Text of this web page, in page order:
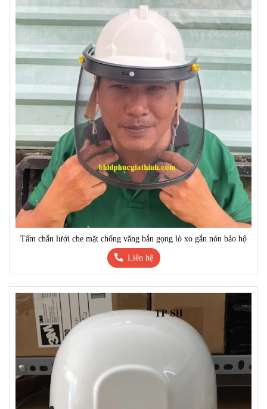
Tấm chắn lưới che mặt chống văng bắn gọng lò xo gắn nón bảo hộ
Liên hệ